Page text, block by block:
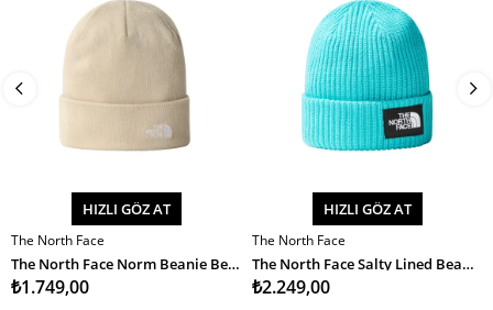
SEPETE EKLE
HIZLI GÖZ AT
The North Face
The North Face Norm Beanie Bere
₺1.749,00
SEPETE EKLE
HIZLI GÖZ AT
The North Face
The North Face Salty Lined Beanie Unisex Bere
₺2.249,00